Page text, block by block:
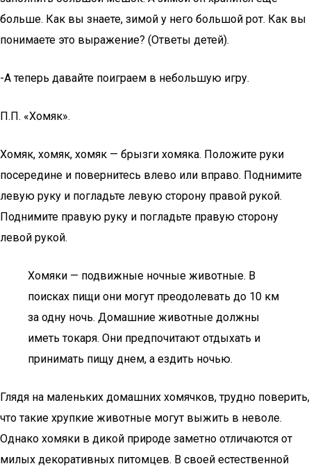
больше. Как вы знаете, зимой у него большой рот. Как вы
понимаете это выражение? (Ответы детей).
-А теперь давайте поиграем в небольшую игру.
П.П. «Хомяк».
Хомяк, хомяк, хомяк — брызги хомяка. Положите руки
посередине и повернитесь влево или вправо. Поднимите
левую руку и погладьте левую сторону правой рукой.
Поднимите правую руку и погладьте правую сторону
левой рукой.
Хомяки — подвижные ночные животные. В
поисках пищи они могут преодолевать до 10 км
за одну ночь. Домашние животные должны
иметь токаря. Они предпочитают отдыхать и
принимать пищу днем, а ездить ночью.
Глядя на маленьких домашних хомячков, трудно поверить,
что такие хрупкие животные могут выжить в неволе.
Однако хомяки в дикой природе заметно отличаются от
милых декоративных питомцев. В своей естественной